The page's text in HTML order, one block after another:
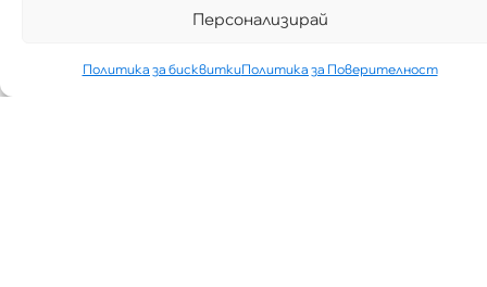
Персонализирай
Политика за бисквиткиПолитика за Поверителност
НОВИНИ
Виж Повече